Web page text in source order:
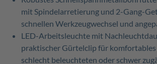
mit Spindelarretierung und 2-Gang-
schnellen Werkzeugwechsel und
LED-Arbeitsleuchte mit
praktischer Gürtelclip für
schlecht beleuchteten oder schwer